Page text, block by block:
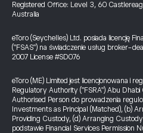
Registered Office: Level 3, 60
Australia
eToro (Seychelles) Ltd. posiada licencję
("FSAS") na świadczenie usług broker-
2007 License #SD076
eToro (ME) Limited jest licencjonowana i
Regulatory Authority ("FSRA") Abu Dhabi
Authorised Person do prowadzenia
Investments as Principal (Matched), (b)
Providing Custody, (d) Arranging
podstawie Financial Services Permission